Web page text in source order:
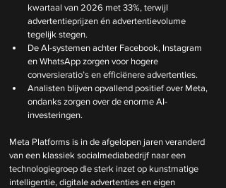
kwartaal van 2026 met 33%, terwijl
advertentieprijzen én advertentievolume
tegelijk stegen.
De AI-systemen achter Facebook, Instagram
en WhatsApp zorgen voor hogere
conversieratio’s en efficiënere advertenties.
Analisten blijven opvallend positief over Meta,
ondanks zorgen over de enorme AI-
investeringen.
Meta Platforms is in de afgelopen jaren veranderd
van een klassiek socialmediabedrijf naar een
technologiegroep die sterk inzet op kunstmatige
intelligentie, digitale advertenties en eigen